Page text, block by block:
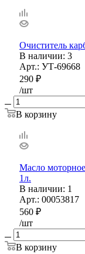
Очиститель
В наличии: 3
Арт.: УТ-69668
290 ₽
/шт
В корзину
Масло
1л.
В наличии: 1
Арт.: 00053817
560 ₽
/шт
В корзину